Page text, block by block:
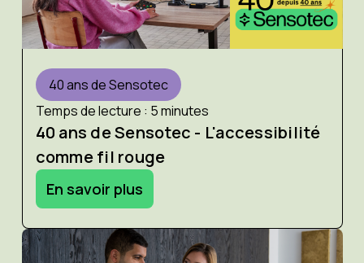
40 ans de Sensotec
Temps de lecture : 5 minutes
40 ans de Sensotec - L'accessibilité
comme fil rouge
En savoir plus